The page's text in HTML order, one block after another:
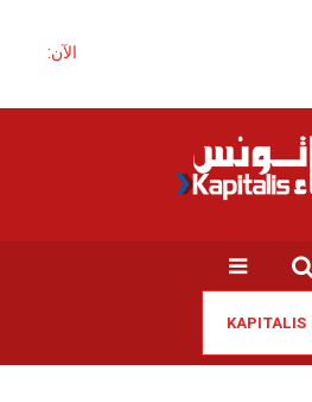
الآن:
KAPITALIS